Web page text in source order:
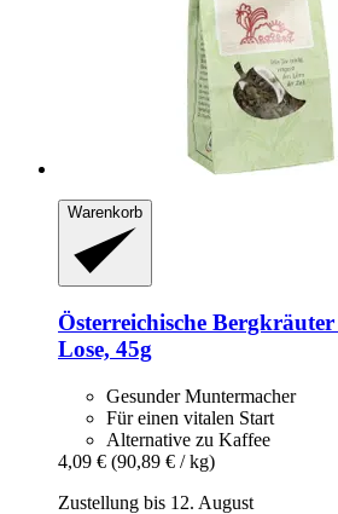
Warenkorb
Österreichische Bergkräuter
Lose, 45g
Gesunder Muntermacher
Für einen vitalen Start
Alternative zu Kaffee
4,09 € (90,89 € / kg)
Zustellung bis 12. August